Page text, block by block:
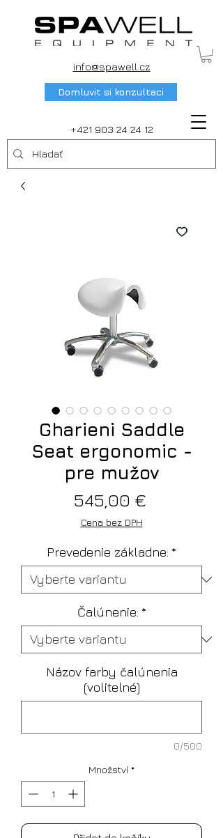
+421 903 24 24 12
info@spawell.cz
Domluvit si konzultaci
Gharieni Saddle
Seat ergonomic -
pre mužov
545,00 €Cena
Cena bez DPH
Prevedenie základne: *
Čalúnenie: *
Názov farby čalúnenia
(volitelné)
0/500
Množství *